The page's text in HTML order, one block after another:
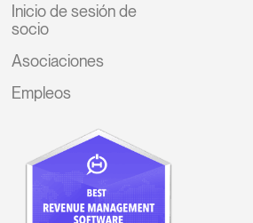
Inicio de sesión de
socio
Asociaciones
Empleos